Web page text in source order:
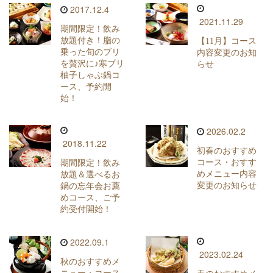
2017.12.4
期間限定！飲み
放題付き！脂の
乗った旬のブリ
を贅沢に♪寒ブリ
柚子しゃぶ鍋コ
ース、予約開
始！
2021.11.29
【11月】コース
内容変更のお知
らせ
2018.11.22
期間限定！飲み
放題＆選べるお
鍋の忘年会お薦
めコース、ご予
約受付開始！
2026.02.2
初春のおすすめ
コース・おすす
めメニュー内容
変更のお知らせ
2022.09.1
秋のおすすめメ
2023.02.24